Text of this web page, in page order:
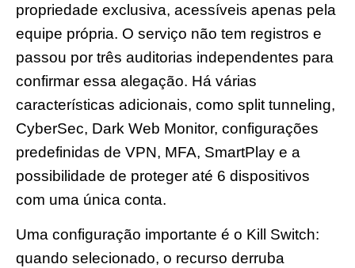
propriedade exclusiva, acessíveis apenas pela
equipe própria. O serviço não tem registros e
passou por três auditorias independentes para
confirmar essa alegação. Há várias
características adicionais, como split tunneling,
CyberSec, Dark Web Monitor, configurações
predefinidas de VPN, MFA, SmartPlay e a
possibilidade de proteger até 6 dispositivos
com uma única conta.
Uma configuração importante é o Kill Switch:
quando selecionado, o recurso derruba